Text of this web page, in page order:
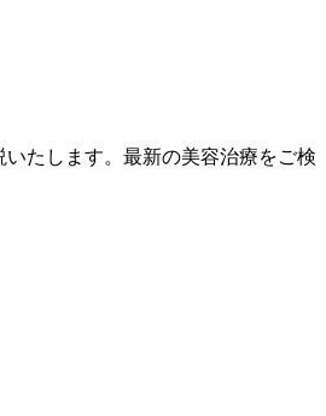
たします。最新の美容治療をご検